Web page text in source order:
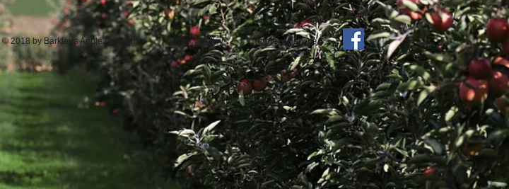
© 2018 by Barkley's Apple Orchard.Privacy Policy Terms of Service